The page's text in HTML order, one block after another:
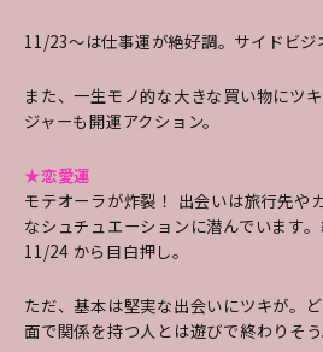
11/23～は仕事運が絶好調。サイドビジ
また、一生モノ的な大きな買い物にツ
ジャーも開運アクション。
★恋愛運
モテオーラが炸裂！ 出会いは旅行先や
なシュチュエーションに潜んでいます
11/24 から目白押し。
ただ、基本は堅実な出会いにツキが。
面で関係を持つ人とは遊びで終わりそう